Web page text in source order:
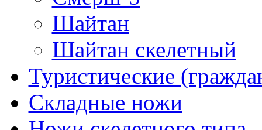
Шайтан
Шайтан скелетный
Туристические
Складные ножи